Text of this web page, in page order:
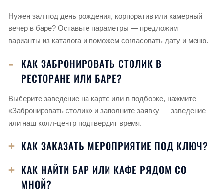
Нужен зал под день рождения, корпоратив или камерный
вечер в баре? Оставьте параметры — предложим
варианты из каталога и поможем согласовать дату и меню.
КАК ЗАБРОНИРОВАТЬ СТОЛИК В
РЕСТОРАНЕ ИЛИ БАРЕ?
Выберите заведение на карте или в подборке, нажмите
«Забронировать столик» и заполните заявку — заведение
или наш колл-центр подтвердит время.
КАК ЗАКАЗАТЬ МЕРОПРИЯТИЕ ПОД КЛЮЧ?
КАК НАЙТИ БАР ИЛИ КАФЕ РЯДОМ СО
МНОЙ?